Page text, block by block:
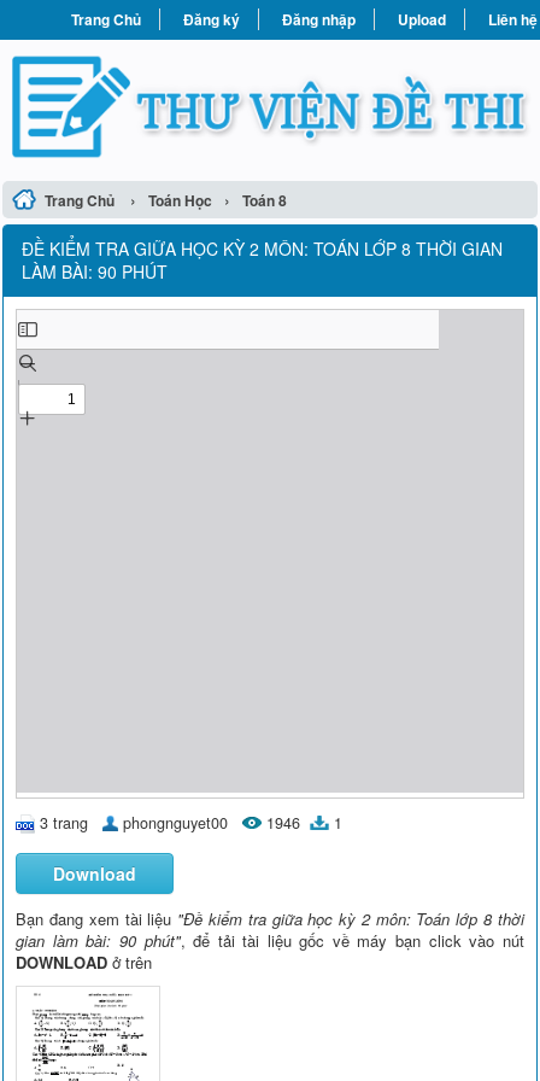
Trang Chủ Đăng ký Đăng nhập Upload Liên hệ
Trang Chủ › Toán Học › Toán 8
ĐỀ KIỂM TRA GIỮA HỌC KỲ 2 MÔN: TOÁN LỚP 8 THỜI GIAN
LÀM BÀI: 90 PHÚT
3 trang phongnguyet00 1946 1
Download
Bạn đang xem tài liệu "Đề kiểm tra giữa học kỳ 2 môn: Toán lớp 8 thời
gian làm bài: 90 phút", để tải tài liệu gốc về máy bạn click vào nút
DOWNLOAD ở trên